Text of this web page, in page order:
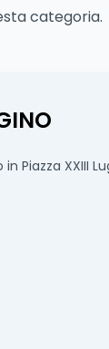
categoria.
Piazza XXIII